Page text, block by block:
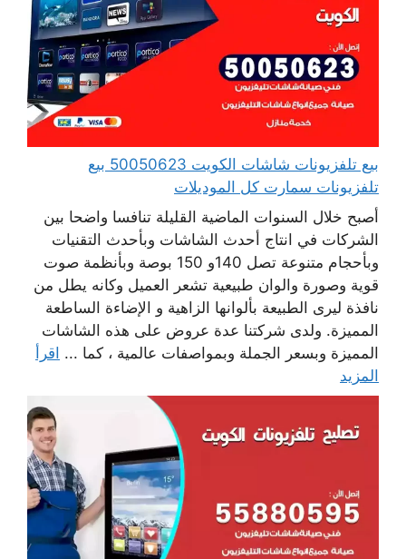
بيع تلفزيونات شاشات الكويت 50050623 بيع
تلفزيونات سمارت كل الموديلات
أصبح خلال السنوات الماضية القليلة تنافسا واضحا بين
الشركات في انتاج أحدث الشاشات وبأحدث التقنيات
وبأحجام متنوعة تصل 140و 150 بوصة وبأنظمة صوت
قوية وصورة والوان طبيعية تشعر العميل وكانه يطل من
نافذة ليرى الطبيعة بألوانها الزاهية و الإضاءة الساطعة
المميزة. ولدى شركتنا عدة عروض على هذه الشاشات
المميزة وبسعر الجملة وبمواصفات عالمية ، كما ... اقرأ
المزيد